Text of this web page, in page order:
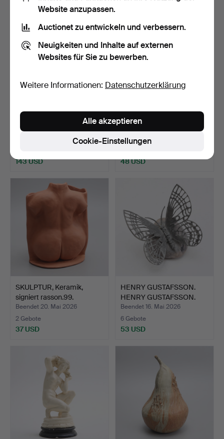
SKULPTUR, Glas, Bertil
Beendet 28. Mai 2026
143 USD
HOLZSKULPTUREN, 9 Stk.
bemalt, Pferde, Sch…
Beendet 20. Mai 2026
48 USD
SKULPTUR, Keramik,
signiert rasson.99.
Beendet 20. Mai 2026
2 Gebote
37 USD
HENRY GUSTAFSSON.
HENRY GUSTAFSSON.
Skulpt…
Beendet 16. Mai 2026
6 Gebote
53 USD
Website anzupassen.
Auctionet zu entwickeln und verbessern.
Neuigkeiten und Inhalte auf externen
Websites für Sie zu bewerben.
Weitere Informationen: Datenschutzerklärung
Cookie-Einstellungen
Alle akzeptieren